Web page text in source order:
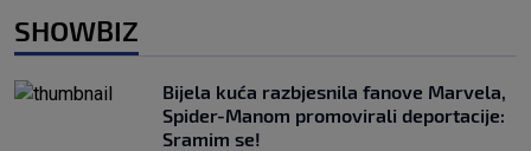
SHOWBIZ
Bijela kuća razbjesnila fanove Marvela,
Spider-Manom promovirali deportacije:
Sramim se!